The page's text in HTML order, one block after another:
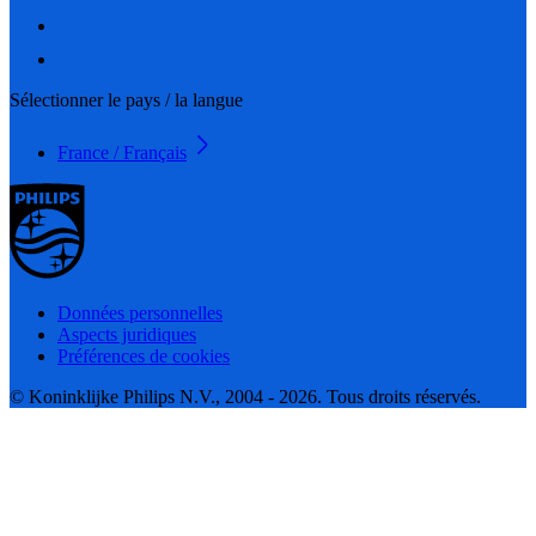
Sélectionner le pays / la langue
France / Français
Données personnelles
Aspects juridiques
Préférences de cookies
© Koninklijke Philips N.V., 2004 - 2026. Tous droits réservés.